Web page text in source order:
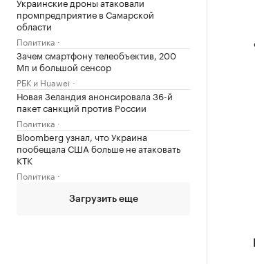
промпредприятие в Самарской
области
Политика
Зачем смартфону телеобъектив, 200
Мп и большой сенсор
РБК и Huawei
Новая Зеландия анонсировала 36-й
пакет санкций против России
Политика
Bloomberg узнал, что Украина
пообещала США больше не атаковать
КТК
Политика
Загрузить еще